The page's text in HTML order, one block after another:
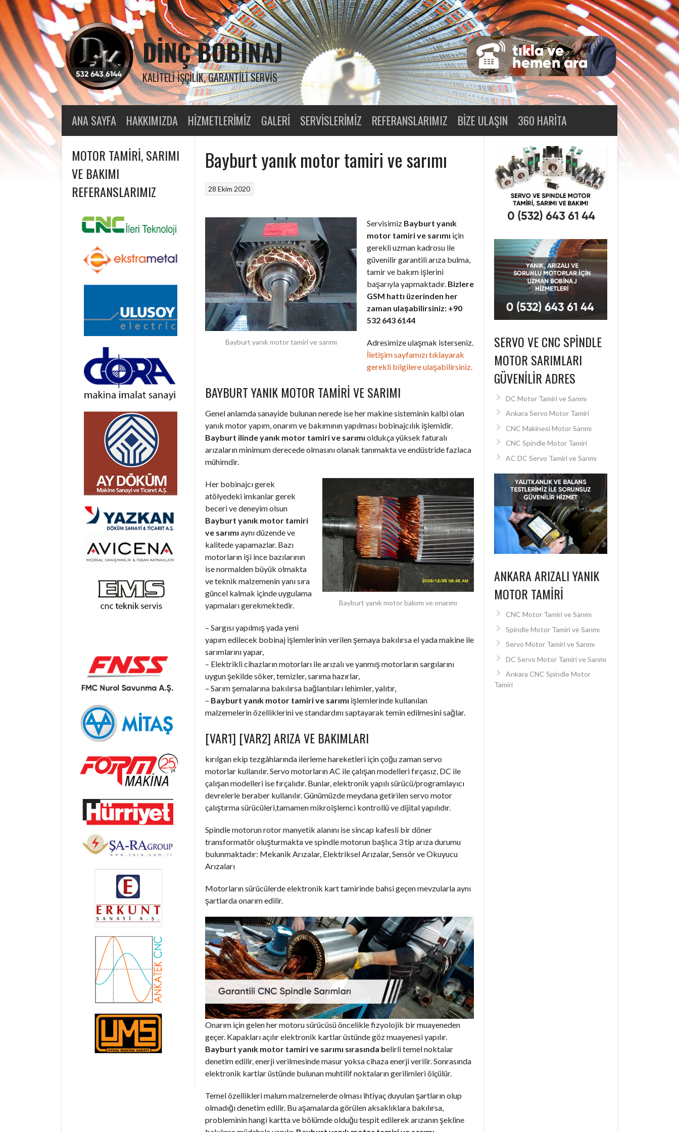
Skip
content
DINÇ BOBINAJ
KALITELI İŞÇILIK, GARANTILI SERVIS
ANA SAYFA HAKKIMIZDA HIZMETLERIMIZ GALERI SERVISLERIMIZ REFERANSLARIMIZ BIZE ULAŞIN 360 HARITA
Bayburt yanık motor tamiri ve sarımı
28 Ekim 2020
Bayburt yanık motor tamiri ve sarımı
Servisimiz Bayburt yanık
motor tamiri ve sarımı için
gerekli uzman kadrosu ile
güvenilir garantili arıza bulma,
tamir ve bakım işlerini
başarıyla yapmaktadır. Bizlere
GSM hattı üzerinden her
zaman ulaşabilirsiniz: +90
532 643 6144
Adresimize ulaşmak isterseniz.
İletişim sayfamızı tıklayarak
gerekli bilgilere ulaşabilirsiniz.
BAYBURT YANIK MOTOR TAMIRI VE SARIMI
Genel anlamda sanayide bulunan nerede ise her makine sisteminin kalbi olan
yanık motor yapım, onarım ve bakımının yapılması bobinajcılık işlemidir.
Bayburt ilinde yanık motor tamiri ve sarımı oldukça yüksek faturalı
arızaların minimum derecede olmasını olanak tanımakta ve endüstride fazlaca
mühimdir.
Bayburt yanık motor bakımı ve onarımı
Her bobinajcı gerek
atölyedeki imkanlar gerek
beceri ve deneyim olsun
Bayburt yanık motor tamiri
ve sarımı aynı düzende ve
kalitede yapamazlar. Bazı
motorların işi ince bazılarının
ise normalden büyük olmakta
ve teknik malzemenin yanı sıra
güncel kalmak içinde uygulama
yapmaları gerekmektedir.
– Sargısı yapılmış yada yeni
yapım edilecek bobinaj işlemlerinin verilen şemaya bakılırsa el yada makine ile
sarımlarını yapar,
– Elektrikli cihazların motorları ile arızalı ve yanmış motorların sargılarını
uygun şekilde söker, temizler, sarıma hazırlar,
– Sarım şemalarına bakılırsa bağlantıları lehimler, yalıtır,
– Bayburt yanık motor tamiri ve sarımı işlemlerinde kullanılan
malzemelerin özelliklerini ve standardını saptayarak temin edilmesini sağlar.
[VAR1] [VAR2] ARIZA VE BAKIMLARI
kırılgan ekip tezgâhlarında ilerleme hareketleri için çoğu zaman servo
motorlar kullanılır. Servo motorların AC ile çalışan modelleri fırçasız, DC ile
çalışan modelleri ise fırçalıdır. Bunlar, elektronik yapılı sürücü/programlayıcı
devrelerle beraber kullanılır. Günümüzde meydana getirilen servo motor
çalıştırma sürücüleri,tamamen mikroişlemci kontrollü ve dijital yapılıdır.
Spindle motorun rotor manyetik alanını ise sincap kafesli bir döner
transformatör oluşturmakta ve spindle motorun başlıca 3 tip arıza durumu
bulunmaktadır: Mekanik Arızalar, Elektriksel Arızalar, Sensör ve Okuyucu
Arızaları
Motorların sürücülerde elektronik kart tamirinde bahsi geçen mevzularla aynı
şartlarda onarım edilir.
Onarım için gelen her motoru sürücüsü öncelikle fizyolojik bir muayeneden
geçer. Kapakları açılır elektronik kartlar üstünde göz muayenesi yapılır.
Bayburt yanık motor tamiri ve sarımı sırasında belirli temel noktalar
denetim edilir, enerji verilmesinde masur yoksa cihaza enerji verilir. Sonrasında
elektronik kartlar üstünde bulunan muhtilif noktaların gerilimleri ölçülür.
Temel özellikleri malum malzemelerde olması ihtiyaç duyulan şartların olup
olmadığı denetim edilir. Bu aşamalarda görülen aksaklıklara bakılırsa,
probleminin hangi kartta ve bölümde olduğu tespit edilerek arızanın şekline
MOTOR TAMIRI, SARIMI
VE BAKIMI
REFERANSLARIMIZ
SERVO VE CNC SPINDLE
MOTOR SARIMLARI
GÜVENILIR ADRES
DC Motor Tamiri ve Sarımı
Ankara Servo Motor Tamiri
CNC Makinesi Motor Sarımı
CNC Spindle Motor Tamiri
AC DC Servo Tamiri ve Sarımı
ANKARA ARIZALI YANIK
MOTOR TAMIRI
CNC Motor Tamiri ve Sarımı
Spindle Motor Tamiri ve Sarımı
Servo Motor Tamiri ve Sarımı
DC Servo Motor Tamiri ve Sarımı
Ankara CNC Spindle Motor
Tamiri